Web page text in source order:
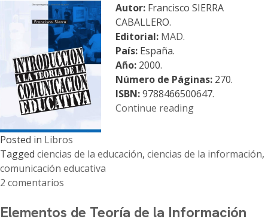
Autor: Francisco SIERRA
CABALLERO.
Editorial: MAD.
País: España.
Año: 2000.
Número de Páginas: 270.
ISBN:9788466500647.
Continue reading«Introducción
Teoría
Educativa»
Posted in Libros
Tagged ciencias de la educación, ciencias de la información,
comunicación educativa
2 comentarios
Introducción
Elementos de Teoría de la Información